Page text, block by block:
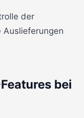
der
Auslieferungen
bei